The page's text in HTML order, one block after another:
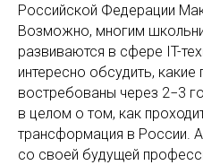
Российской Федерации
Возможно, многим
развиваются в сфере IT-
интересно обсудить,
востребованы через 2−3
в целом о том, как
трансформация в России.
со своей будущей